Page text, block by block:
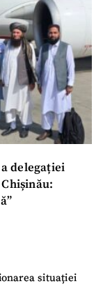
delegației
situației